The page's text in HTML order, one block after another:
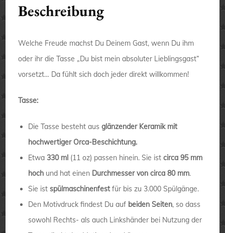
Beschreibung
Welche Freude machst Du Deinem Gast, wenn Du ihm
oder ihr die Tasse „Du bist mein absoluter Lieblingsgast“
vorsetzt… Da fühlt sich doch jeder direkt willkommen!
Tasse:
Die Tasse besteht ausglänzender Keramik mit
hochwertiger Orca-Beschichtung.
Etwa 330 ml (11 oz) passen hinein. Sie istcirca 95 mm
hoch und hat einen Durchmesser von circa 80 mm.
Sie istspülmaschinenfestfür bis zu 3.000 Spülgänge.
Den Motivdruck findest Du auf beiden Seiten, so dass
sowohl Rechts- als auch Linkshänder bei Nutzung der